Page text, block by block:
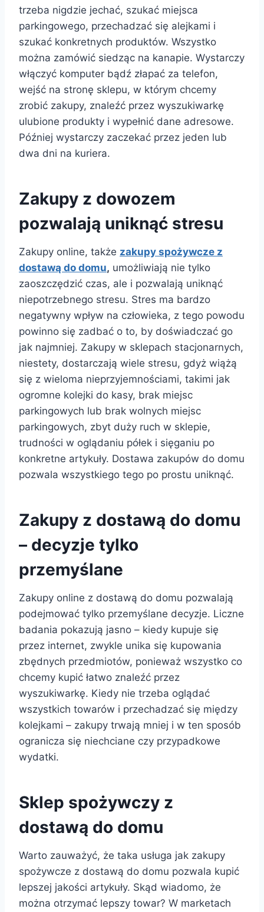
trzeba nigdzie jechać, szukać miejsca
parkingowego, przechadzać się alejkami i
szukać konkretnych produktów. Wszystko
można zamówić siedząc na kanapie. Wystarczy
włączyć komputer bądź złapać za telefon,
wejść na stronę sklepu, w którym chcemy
zrobić zakupy, znaleźć przez wyszukiwarkę
ulubione produkty i wypełnić dane adresowe.
Później wystarczy zaczekać przez jeden lub
dwa dni na kuriera.
Zakupy z dowozem
pozwalają uniknąć stresu
Zakupy online, także zakupy spożywcze z
dostawą do domu, umożliwiają nie tylko
zaoszczędzić czas, ale i pozwalają uniknąć
niepotrzebnego stresu. Stres ma bardzo
negatywny wpływ na człowieka, z tego powodu
powinno się zadbać o to, by doświadczać go
jak najmniej. Zakupy w sklepach stacjonarnych,
niestety, dostarczają wiele stresu, gdyż wiążą
się z wieloma nieprzyjemnościami, takimi jak
ogromne kolejki do kasy, brak miejsc
parkingowych lub brak wolnych miejsc
parkingowych, zbyt duży ruch w sklepie,
trudności w oglądaniu półek i sięganiu po
konkretne artykuły. Dostawa zakupów do domu
pozwala wszystkiego tego po prostu uniknąć.
Zakupy z dostawą do domu
– decyzje tylko
przemyślane
Zakupy online z dostawą do domu pozwalają
podejmować tylko przemyślane decyzje. Liczne
badania pokazują jasno – kiedy kupuje się
przez internet, zwykle unika się kupowania
zbędnych przedmiotów, ponieważ wszystko co
chcemy kupić łatwo znaleźć przez
wyszukiwarkę. Kiedy nie trzeba oglądać
wszystkich towarów i przechadzać się między
kolejkami – zakupy trwają mniej i w ten sposób
ogranicza się niechciane czy przypadkowe
wydatki.
Sklep spożywczy z
dostawą do domu
Warto zauważyć, że taka usługa jak zakupy
spożywcze z dostawą do domu pozwala kupić
lepszej jakości artykuły. Skąd wiadomo, że
można otrzymać lepszy towar? W marketach